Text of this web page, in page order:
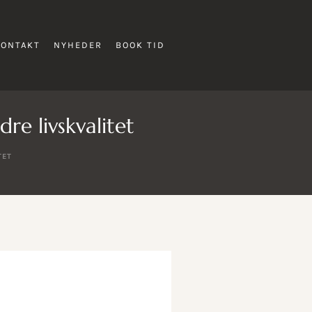
NYHEDER BOOK TID
livskvalitet